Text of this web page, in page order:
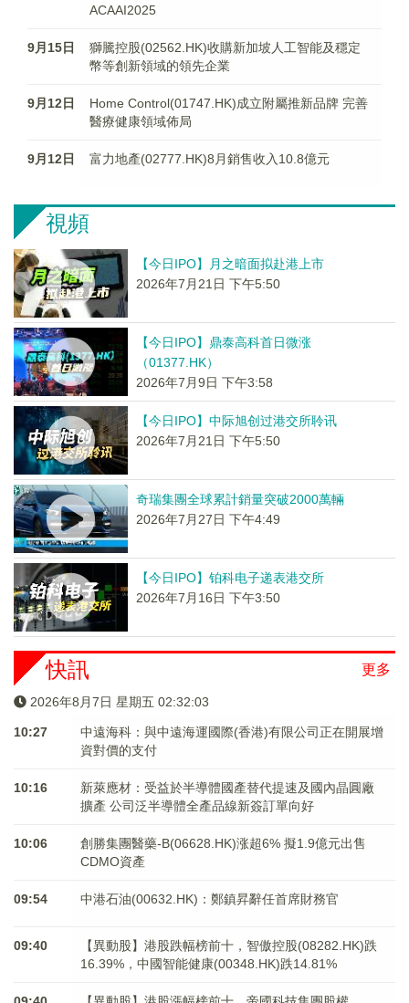
ACAAI2025
9月15日
獅騰控股(02562.HK)收購新加坡人工智能及穩定
幣等創新領域的領先企業
9月12日
Home Control(01747.HK)成立附屬推新品牌 完善
醫療健康領域佈局
9月12日 富力地產(02777.HK)8月銷售收入10.8億元
視頻
【今日IPO】月之暗面拟赴港上市
2026年7月21日 下午5:50
【今日IPO】鼎泰高科首日微涨
（01377.HK）
2026年7月9日 下午3:58
【今日IPO】中际旭创过港交所聆讯
2026年7月21日 下午5:50
奇瑞集團全球累計銷量突破2000萬輛
2026年7月27日 下午4:49
【今日IPO】铂科电子递表港交所
2026年7月16日 下午3:50
更多
快訊
2026年8月7日 星期五 02:32:03
10:27
中遠海科：與中遠海運國際(香港)有限公司正在開展增
資對價的支付
10:16
新萊應材：受益於半導體國產替代提速及國內晶圓廠
擴產 公司泛半導體全產品線新簽訂單向好
10:06
創勝集團醫藥-B(06628.HK)涨超6% 擬1.9億元出售
CDMO資產
09:54 中港石油(00632.HK)：鄭鎮昇辭任首席財務官
09:40
【異動股】港股跌幅榜前十，智傲控股(08282.HK)跌
16.39%，中國智能健康(00348.HK)跌14.81%